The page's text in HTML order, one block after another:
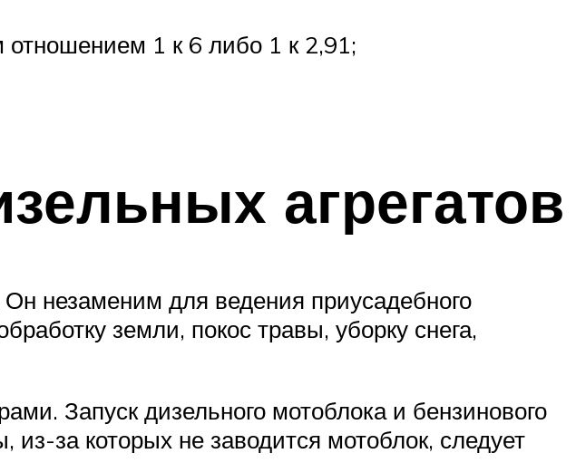
отношением 1 к 6 либо 1 к 2,91;
агрегатов
незаменим для ведения приусадебного
земли, покос травы, уборку снега,
Запуск дизельного мотоблока и бензинового
за которых не заводится мотоблок, следует